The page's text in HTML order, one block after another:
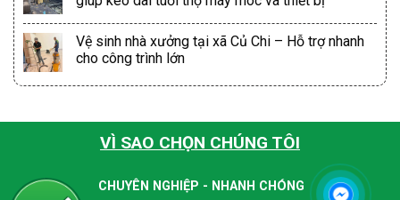
Vệ sinh nhà xưởng tại xã Củ Chi – Hỗ trợ nhanh
cho công trình lớn
VÌ SAO CHỌN CHÚNG TÔI
CHUYÊN NGHIỆP - NHANH CHÓNG